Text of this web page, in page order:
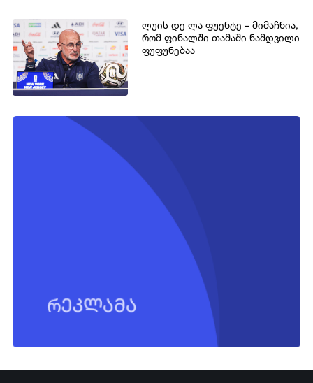
ლუის დე ლა ფუენტე – მიმაჩნია,
რომ ფინალში თამაში ნამდვილი
ფუფუნებაა